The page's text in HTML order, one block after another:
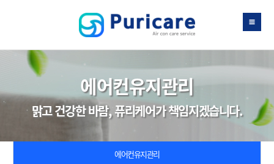
에어컨유지관리
맑고 건강한 바람, 퓨리케어가 책임지겠습니다.
에어컨유지관리